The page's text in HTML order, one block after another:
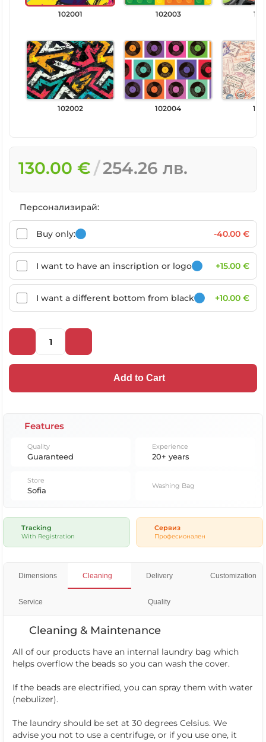
102001
102002
102003
102004
130.00 € 254.26 лв.
Персонализирай:
Buy only: -40.00 €
I want to have an inscription or logo +15.00 €
I want a different bottom from black +10.00 €
Add to Cart
Features
Quality
Guaranteed
Experience
20+ years
Store
Sofia Washing Bag
Tracking
With Registration
Сервиз
Професионален
Dimensions Cleaning Delivery Customization
Service Quality
Cleaning & Maintenance
All of our products have an internal laundry bag which
helps overflow the beads so you can wash the cover.
If the beads are electrified, you can spray them with water
(nebulizer).
The laundry should be set at 30 degrees Celsius. We
advise you not to use a centrifuge, or if you use one, it